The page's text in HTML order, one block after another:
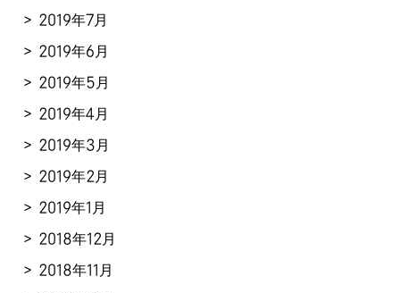
2019年7月
2019年6月
2019年5月
2019年4月
2019年3月
2019年2月
2019年1月
2018年12月
2018年11月